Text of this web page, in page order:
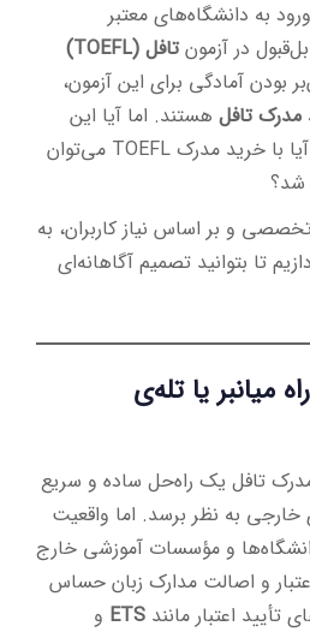
به دانشگاه‌های معتبر
در آزمون تافل (TOEFL)
بودن آمادگی برای این آزمون،
مدرک تافل هستند. اما آیا این
روش واقعاً کارساز است؟ آیا با خرید مدرک TOEFL می‌توان
شد؟
و بر اساس نیاز کاربران، به
تا بتوانید تصمیم آگاهانه‌ای
میانبر یا تله‌ی
تافل یک راه‌حل ساده و سریع
خارجی به نظر برسد. اما واقعیت
و مؤسسات آموزشی خارج
و اصالت مدارک زبان حساس
اعتبار مانند ETS و